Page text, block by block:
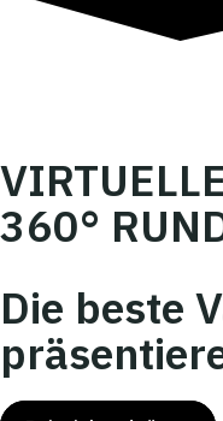
360°
Die beste